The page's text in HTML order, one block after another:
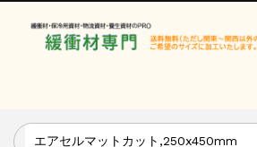
オンラインショップを開設いたしました。...